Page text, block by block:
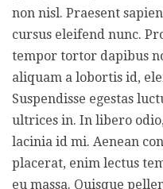
non nisl. Praesent
cursus eleifend nunc.
tempor tortor dapibus
aliquam a lobortis id,
Suspendisse egestas
ultrices in. In libero
lacinia id mi. Aenean
placerat, enim lectus
eu massa. Quisque